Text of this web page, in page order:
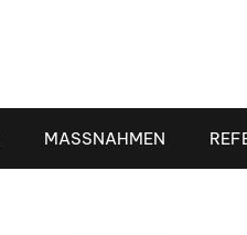
MASSNAHMEN